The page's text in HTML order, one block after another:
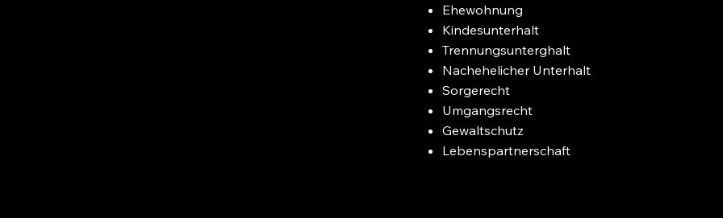
Ehewohnung
Kindesunterhalt
Trennungsunterghalt
Nachehelicher Unterhalt
Sorgerecht
Umgangsrecht
Gewaltschutz
Lebenspartnerschaft